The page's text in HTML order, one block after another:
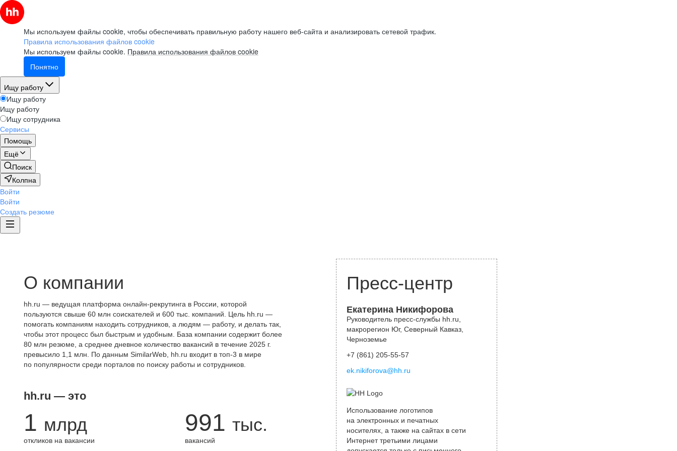
Мы используем файлы cookie, чтобы обеспечивать правильную работу нашего веб-сайта и анализировать сетевой трафик.
Правила использования файлов cookie
Мы используем файлы cookie. Правила использования файлов cookie
Понятно
Ищу работу
Ищу работу
Ищу работу
Ищу сотрудника
Сервисы
Помощь
Ещё
Поиск
Колпна
Войти
Войти
Создать резюме
О компании
hh.ru — ведущая платформа онлайн-рекрутинга в России, которой
пользуются свыше 60 млн соискателей и 600 тыс. компаний. Цель hh.ru —
помогать компаниям находить сотрудников, а людям — работу, и делать так,
чтобы этот процесс был быстрым и удобным. База компании содержит более
80 млн резюме, а среднее дневное количество вакансий в течение 2025 г.
превысило 1,1 млн. По данным SimilarWeb, hh.ru входит в топ-3 в мире
по популярности среди порталов по поиску работы и сотрудников.
hh.ru — это
1 млрд
откликов на вакансии
991 тыс.
вакансий
Пресс-центр
Екатерина Никифорова
Руководитель пресс-службы hh.ru,
макрорегион Юг, Северный Кавказ,
Черноземье
+7 (861) 205-55-57
ek.nikiforova@hh.ru
Использование логотипов
на электронных и печатных
носителях, а также на сайтах в сети
Интернет третьими лицами